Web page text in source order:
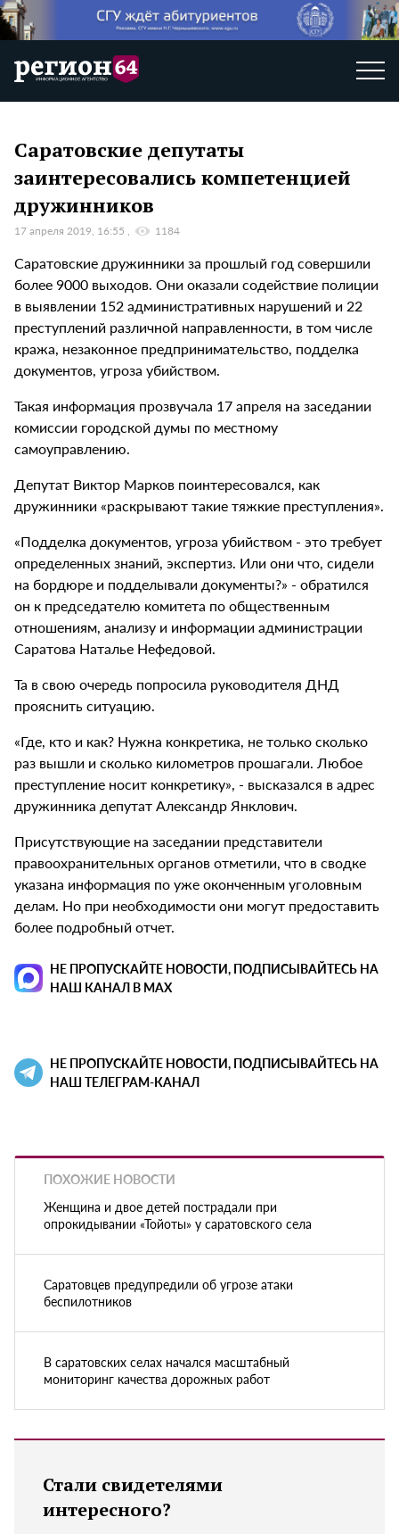
Саратовские депутаты
заинтересовались компетенцией
дружинников
17 апреля 2019, 16:55 1184
Саратовские дружинники за прошлый год совершили
более 9000 выходов. Они оказали содействие полиции
в выявлении 152 административных нарушений и 22
преступлений различной направленности, в том числе
кража, незаконное предпринимательство, подделка
документов, угроза убийством.
Такая информация прозвучала 17 апреля на заседании
комиссии городской думы по местному
самоуправлению.
Депутат Виктор Марков поинтересовался, как
дружинники «раскрывают такие тяжкие преступления».
«Подделка документов, угроза убийством - это требует
определенных знаний, экспертиз. Или они что, сидели
на бордюре и подделывали документы?» - обратился
он к председателю комитета по общественным
отношениям, анализу и информации администрации
Саратова Наталье Нефедовой.
Та в свою очередь попросила руководителя ДНД
прояснить ситуацию.
«Где, кто и как? Нужна конкретика, не только сколько
раз вышли и сколько километров прошагали. Любое
преступление носит конкретику», - высказался в адрес
дружинника депутат Александр Янклович.
Присутствующие на заседании представители
правоохранительных органов отметили, что в сводке
указана информация по уже оконченным уголовным
делам. Но при необходимости они могут предоставить
более подробный отчет.
НЕ ПРОПУСКАЙТЕ НОВОСТИ, ПОДПИСЫВАЙТЕСЬ НА
НАШ КАНАЛ В MAX
НЕ ПРОПУСКАЙТЕ НОВОСТИ, ПОДПИСЫВАЙТЕСЬ НА
НАШ ТЕЛЕГРАМ-КАНАЛ
ПОХОЖИЕ НОВОСТИ
Женщина и двое детей пострадали при
опрокидывании «Тойоты» у саратовского села
Саратовцев предупредили об угрозе атаки
беспилотников
В саратовских селах начался масштабный
мониторинг качества дорожных работ
Стали свидетелями
интересного?